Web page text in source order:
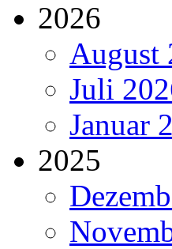
2026
August
Juli
Januar
2025